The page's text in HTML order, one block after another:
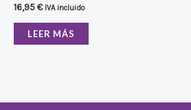
16,95€ IVA incluido
LEER MÁS